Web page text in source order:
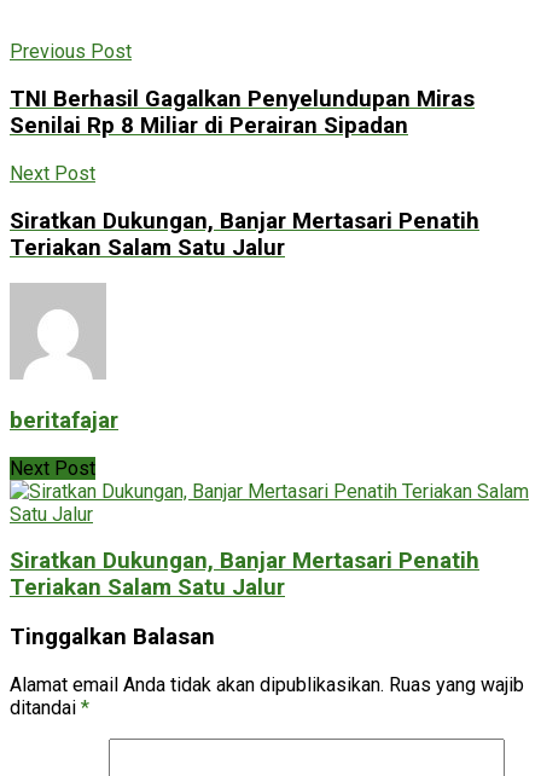
Previous Post
TNI Berhasil Gagalkan Penyelundupan Miras
Senilai Rp 8 Miliar di Perairan Sipadan
Next Post
Siratkan Dukungan, Banjar Mertasari Penatih
Teriakan Salam Satu Jalur
beritafajar
Next Post
Siratkan Dukungan, Banjar Mertasari Penatih
Teriakan Salam Satu Jalur
Tinggalkan Balasan
Alamat email Anda tidak akan dipublikasikan. Ruas yang wajib
ditandai *